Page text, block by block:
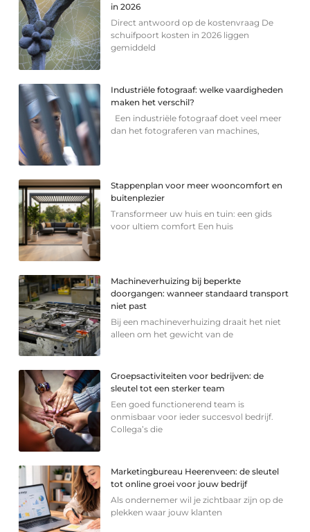
in 2026
Direct antwoord op de kostenvraag De
schuifpoort kosten in 2026 liggen
gemiddeld
Industriële fotograaf: welke vaardigheden
maken het verschil?
Een industriële fotograaf doet veel meer
dan het fotograferen van machines,
Stappenplan voor meer wooncomfort en
buitenplezier
Transformeer uw huis en tuin: een gids
voor ultiem comfort Een huis
Machineverhuizing bij beperkte
doorgangen: wanneer standaard transport
niet past
Bij een machineverhuizing draait het niet
alleen om het gewicht van de
Groepsactiviteiten voor bedrijven: de
sleutel tot een sterker team
Een goed functionerend team is
onmisbaar voor ieder succesvol bedrijf.
Collega’s die
Marketingbureau Heerenveen: de sleutel
tot online groei voor jouw bedrijf
Als ondernemer wil je zichtbaar zijn op de
plekken waar jouw klanten